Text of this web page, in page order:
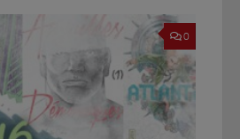
0